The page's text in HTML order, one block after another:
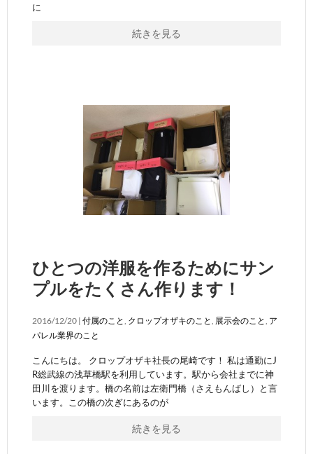
に
続きを見る
ひとつの洋服を作るためにサン
プルをたくさん作ります！
2016/12/20 | 付属のこと, クロップオザキのこと, 展示会のこと, ア
パレル業界のこと
こんにちは。 クロップオザキ社長の尾崎です！ 私は通勤にJ
R総武線の浅草橋駅を利用しています。駅から会社までに神
田川を渡ります。橋の名前は左衛門橋（さえもんばし）と言
います。この橋の次ぎにあるのが
続きを見る